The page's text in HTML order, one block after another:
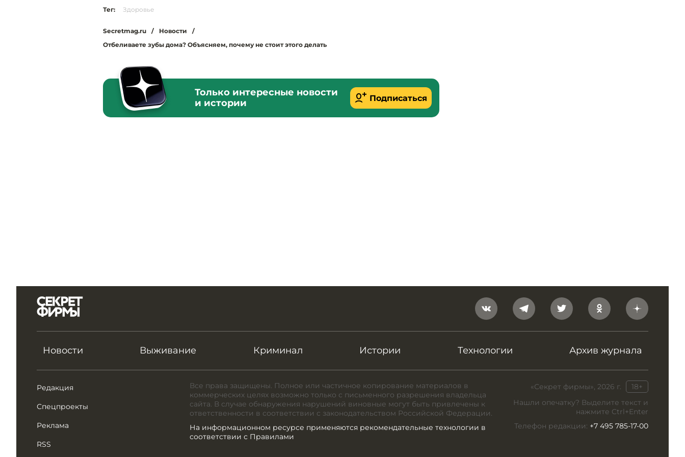
Тег: Здоровье
Secretmag.ru / Новости
/
Отбеливаете зубы дома? Объясняем, почему не стоит этого делать
Только интересные новости
и истории
Подписаться
Новости Выживание Криминал Истории Технологии Архив журнала
Редакция
Спецпроекты
Реклама
RSS
«Секрет фирмы», 2026 г.
18+
Нашли опечатку? Выделите текст и
нажмите Ctrl+Enter
Телефон редакции: +7 495 785-17-00
Все права защищены. Полное или частичное копирование материалов в
коммерческих целях возможно только с письменного разрешения владельца
сайта. В случае обнаружения нарушений виновные могут быть привлечены к
ответственности в соответствии с законодательством Российской Федерации.
На информационном ресурсе применяются рекомендательные технологии в
соответствии с Правилами